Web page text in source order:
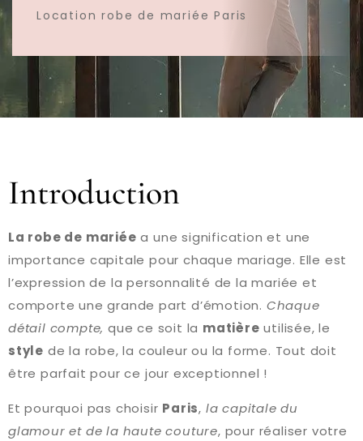
Location robe de mariée Paris
Introduction
La robe de mariée a une signification et une
importance capitale pour chaque mariage. Elle est
l’expression de la personnalité de la mariée et
comporte une grande part d’émotion. Chaque
détail compte, que ce soit la matière utilisée, le
style de la robe, la couleur ou la forme. Tout doit
être parfait pour ce jour exceptionnel !
Et pourquoi pas choisir Paris, la capitale du
glamour et de la haute couture, pour réaliser votre